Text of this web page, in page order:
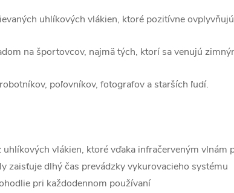
uhlíkových vlákien, ktoré pozitívne
na športovcov, najmä tých, ktorí sa venujú
poľovníkov, fotografov a starších ľudí.
vlákien, ktoré vďaka infračerveným
zaisťuje dlhý čas prevádzky vykurovacieho systému
pri každodennom používaní